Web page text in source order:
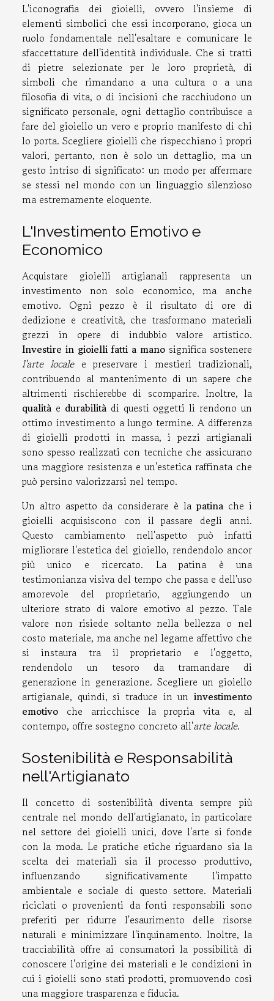
L'iconografia dei gioielli, ovvero l'insieme di
elementi simbolici che essi incorporano, gioca un
ruolo fondamentale nell'esaltare e comunicare le
sfaccettature dell'identità individuale. Che si tratti
di pietre selezionate per le loro proprietà, di
simboli che rimandano a una cultura o a una
filosofia di vita, o di incisioni che racchiudono un
significato personale, ogni dettaglio contribuisce a
fare del gioiello un vero e proprio manifesto di chi
lo porta. Scegliere gioielli che rispecchiano i propri
valori, pertanto, non è solo un dettaglio, ma un
gesto intriso di significato: un modo per affermare
se stessi nel mondo con un linguaggio silenzioso
ma estremamente eloquente.
L'Investimento Emotivo e
Economico
Acquistare gioielli artigianali rappresenta un
investimento non solo economico, ma anche
emotivo. Ogni pezzo è il risultato di ore di
dedizione e creatività, che trasformano materiali
grezzi in opere di indubbio valore artistico.
Investire in gioielli fatti a mano significa sostenere
l'arte localee preservare i mestieri tradizionali,
contribuendo al mantenimento di un sapere che
altrimenti rischierebbe di scomparire. Inoltre, la
qualità e durabilitàdi questi oggetti li rendono un
ottimo investimento a lungo termine. A differenza
di gioielli prodotti in massa, i pezzi artigianali
sono spesso realizzati con tecniche che assicurano
una maggiore resistenza e un'estetica raffinata che
può persino valorizzarsi nel tempo.
Un altro aspetto da considerare è la patina che i
gioielli acquisiscono con il passare degli anni.
Questo cambiamento nell'aspetto può infatti
migliorare l'estetica del gioiello, rendendolo ancor
più unico e ricercato. La patina è una
testimonianza visiva del tempo che passa e dell'uso
amorevole del proprietario, aggiungendo un
ulteriore strato di valore emotivo al pezzo. Tale
valore non risiede soltanto nella bellezza o nel
costo materiale, ma anche nel legame affettivo che
si instaura tra il proprietario e l'oggetto,
rendendolo un tesoro da tramandare di
generazione in generazione. Scegliere un gioiello
artigianale, quindi, si traduce in un investimento
emotivo che arricchisce la propria vita e, al
contempo, offre sostegno concreto all'arte locale.
Sostenibilità e Responsabilità
nell'Artigianato
Il concetto di sostenibilità diventa sempre più
centrale nel mondo dell'artigianato, in particolare
nel settore dei gioielli unici, dove l'arte si fonde
con la moda. Le pratiche etiche riguardano sia la
scelta dei materiali sia il processo produttivo,
influenzando significativamente l'impatto
ambientale e sociale di questo settore. Materiali
riciclati o provenienti da fonti responsabili sono
preferiti per ridurre l'esaurimento delle risorse
naturali e minimizzare l'inquinamento. Inoltre, la
tracciabilità offre ai consumatori la possibilità di
conoscere l'origine dei materiali e le condizioni in
cui i gioielli sono stati prodotti, promuovendo così
una maggiore trasparenza e fiducia.